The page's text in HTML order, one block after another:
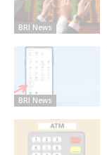
BRI News
BRI News